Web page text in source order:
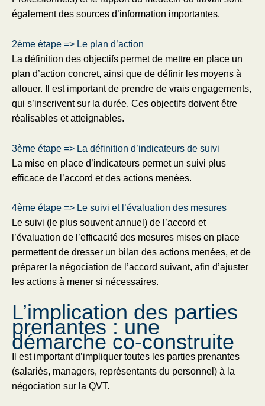
également des sources d’information importantes.
2ème étape => Le plan d’action
La définition des objectifs permet de mettre en place un
plan d’action concret, ainsi que de définir les moyens à
allouer. Il est important de prendre de vrais engagements,
qui s’inscrivent sur la durée. Ces objectifs doivent être
réalisables et atteignables.
3ème étape => La définition d’indicateurs de suivi
La mise en place d’indicateurs permet un suivi plus
efficace de l’accord et des actions menées.
4ème étape => Le suivi et l’évaluation des mesures
Le suivi (le plus souvent annuel) de l’accord et
l’évaluation de l’efficacité des mesures mises en place
permettent de dresser un bilan des actions menées, et de
préparer la négociation de l’accord suivant, afin d’ajuster
les actions à mener si nécessaires.
L’implication des parties
prenantes : une
démarche co-construite
Il est important d’impliquer toutes les parties prenantes
(salariés, managers, représentants du personnel) à la
négociation sur la QVT.